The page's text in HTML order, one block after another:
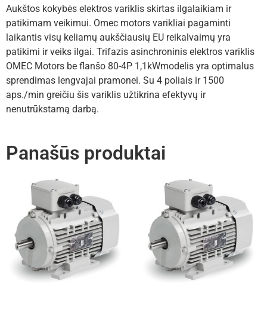
Aukštos kokybės elektros variklis skirtas ilgalaikiam ir
patikimam veikimui. Omec motors varikliai pagaminti
laikantis visų keliamų aukščiausių EU reikalvaimų yra
patikimi ir veiks ilgai. Trifazis asinchroninis elektros variklis
OMEC Motors be flanšo 80-4P 1,1kWmodelis yra optimalus
sprendimas lengvajai pramonei. Su 4 poliais ir 1500
aps./min greičiu šis variklis užtikrina efektyvų ir
nenutrūkstamą darbą.
Panašūs produktai